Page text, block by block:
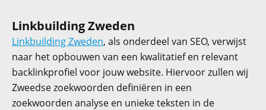
Linkbuilding Zweden
Linkbuilding Zweden, als onderdeel van SEO, verwijst
naar het opbouwen van een kwalitatief en relevant
backlinkprofiel voor jouw website. Hiervoor zullen wij
Zweedse zoekwoorden definiëren in een
zoekwoorden analyse en unieke teksten in de